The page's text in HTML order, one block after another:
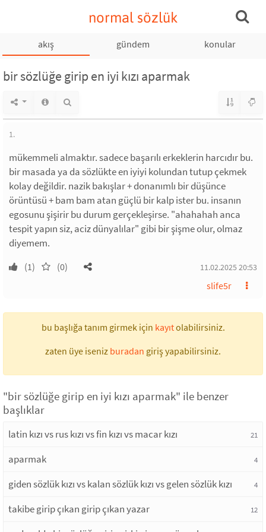
normal sözlük
akış gündem konular
bir sözlüğe girip en iyi kızı aparmak
1.
mükemmeli almaktır. sadece başarılı erkeklerin harcıdır bu.
bir masada ya da sözlükte en iyiyi kolundan tutup çekmek
kolay değildir. nazik bakışlar + donanımlı bir düşünce
örüntüsü + bam bam atan güçlü bir kalp ister bu. insanın
egosunu şişirir bu durum gerçekleşirse. "ahahahah anca
tespit yapın siz, aciz dünyalılar" gibi bir şişme olur, olmaz
diyemem.
(1) (0) 11.02.2025 20:53
slife5r
bu başlığa tanım girmek için kayıtolabilirsiniz.
zaten üye iseniz buradan giriş yapabilirsiniz.
"bir sözlüğe girip en iyi kızı aparmak" ile benzer
başlıklar
latin kızı vs rus kızı vs fin kızı vs macar kızı 21
aparmak 4
giden sözlük kızı vs kalan sözlük kızı vs gelen sözlük kızı 4
takibe girip çıkan girip çıkan yazar 12